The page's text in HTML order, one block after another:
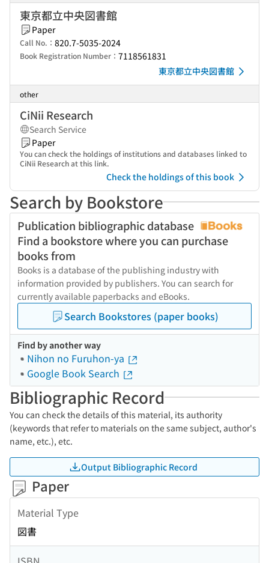
東京都立中央図書館
Paper
Call No.： 820.7-5035-2024
Book Registration Number： 7118561831
東京都立中央図書館
other
CiNii Research
Search Service
Paper
You can check the holdings of institutions and databases linked to
CiNii Research at this link.
Check the holdings of this book
Search by Bookstore
Publication bibliographic database
Find a bookstore where you can purchase
books from
Books is a database of the publishing industry with
information provided by publishers. You can search for
currently available paperbacks and eBooks.
Search Bookstores (paper books)
Find by another way
Nihon no Furuhon-ya
Google Book Search
Bibliographic Record
You can check the details of this material, its authority
(keywords that refer to materials on the same subject, author's
name, etc.), etc.
Output Bibliographic Record
Paper
Material Type
図書